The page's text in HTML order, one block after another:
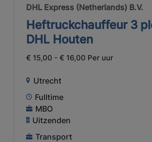
DHL Express (Netherlands) B.V.
Heftruckchauffeur 3
DHL Houten
€ 15,00 - € 16,00 Per uur
Utrecht
Fulltime
MBO
Uitzenden
Transport